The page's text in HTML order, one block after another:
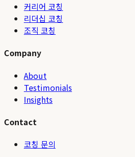
커리어 코칭
리더십 코칭
조직 코칭
Company
About
Testimonials
Insights
Contact
코칭 문의